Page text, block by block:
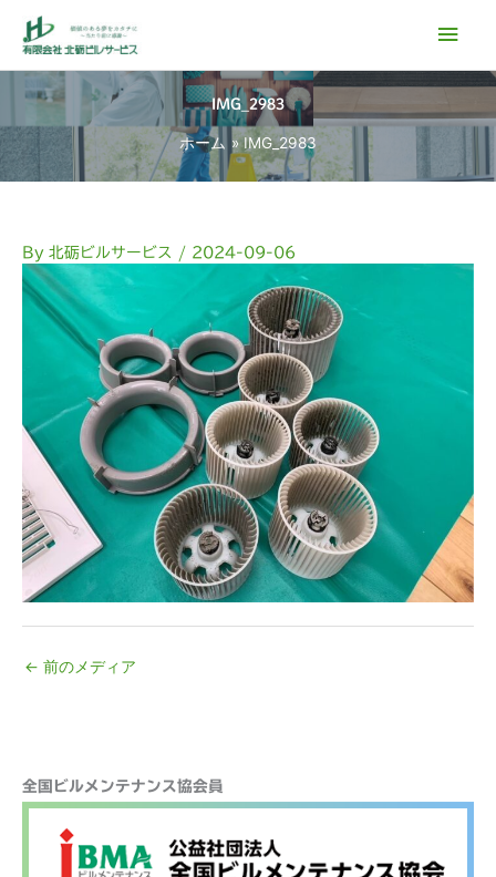
を
キ
プ
メ
イ
ン
メ
ュ
IMG_2983
ホーム IMG_2983
By 北砺ビルサービス / 2024-09-06
← 前のメディア
全国ビルメンテナンス協会員
検